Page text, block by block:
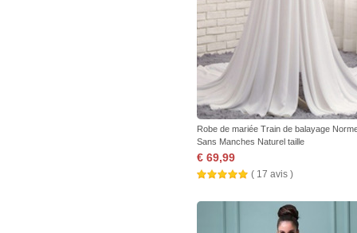
Robe de mariée Train de balayage
Sans Manches Naturel taille
€ 69,99
( 17 avis )